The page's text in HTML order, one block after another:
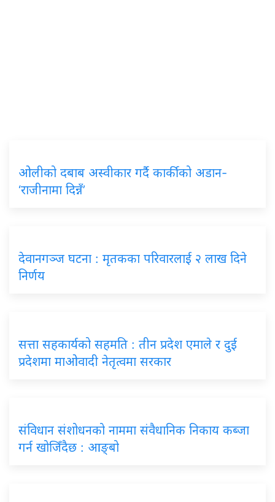
ओलीको दबाब अस्वीकार गर्दै कार्कीको अडान-
‘राजीनामा दिन्नँ’
देवानगञ्ज घटना : मृतकका परिवारलाई २ लाख दिने
निर्णय
सत्ता सहकार्यको सहमति : तीन प्रदेश एमाले र दुई
प्रदेशमा माओवादी नेतृत्वमा सरकार
संविधान संशोधनको नाममा संवैधानिक निकाय कब्जा
गर्न खोजिँदैछ : आङ्बो